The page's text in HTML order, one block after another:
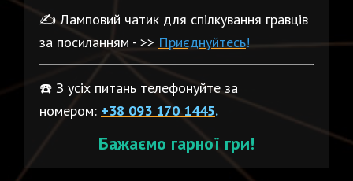
✍️ Ламповий чатик для спілкування гравців
за посиланням - >> Приєднуйтесь!
☎️ З усіх питань телефонуйте за
номером: +38 093 170 1445.
Бажаємо гарної гри!